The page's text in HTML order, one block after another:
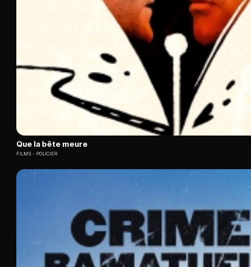
Que la bête meure
FILMS POLICIER